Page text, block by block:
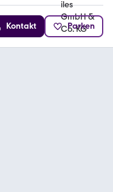
Kontakt Parken